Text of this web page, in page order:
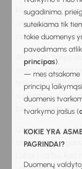
sugadinimo,
suteikiama tik
tokie duomenys
pavedimams
principas).
— mes atsakome
principų
duomenis
tvarkymo įrašus (
KOKIE YRA
PAGRINDAI?
Duomenų
klausimas, kuris
organizaciją? Ką
naujoje darbo
Atėjimas į naują
stresinė situacija
tinkamai atlikti
susiklostys su
bendramoksliais?
Už sėkmingą
atsakinga ir